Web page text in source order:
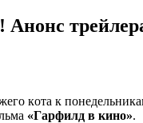
кoтa к
«Гapфилд в кинo».